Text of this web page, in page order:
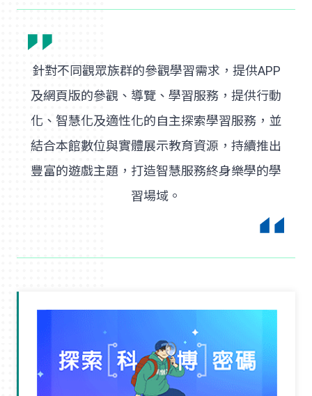
針對不同觀眾族群的參觀學習需求，提供APP
及網頁版的參觀、導覽、學習服務，提供行動
化、智慧化及適性化的自主探索學習服務，並
結合本館數位與實體展示教育資源，持續推出
豐富的遊戲主題，打造智慧服務終身樂學的學
習場域。